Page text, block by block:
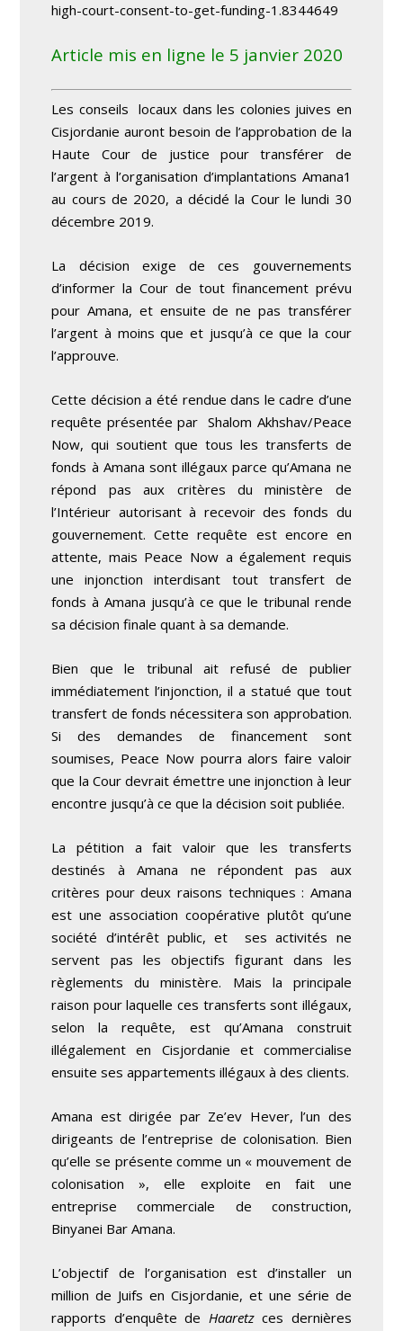
high-court-consent-to-get-funding-1.8344649
Article mis en ligne le 5 janvier 2020
Les conseils locaux dans les colonies juives en
Cisjordanie auront besoin de l’approbation de la
Haute Cour de justice pour transférer de
l’argent à l’organisation d’implantations Amana1
au cours de 2020, a décidé la Cour le lundi 30
décembre 2019.
La décision exige de ces gouvernements
d’informer la Cour de tout financement prévu
pour Amana, et ensuite de ne pas transférer
l’argent à moins que et jusqu’à ce que la cour
l’approuve.
Cette décision a été rendue dans le cadre d’une
requête présentée par Shalom Akhshav/Peace
Now, qui soutient que tous les transferts de
fonds à Amana sont illégaux parce qu’Amana ne
répond pas aux critères du ministère de
l’Intérieur autorisant à recevoir des fonds du
gouvernement. Cette requête est encore en
attente, mais Peace Now a également requis
une injonction interdisant tout transfert de
fonds à Amana jusqu’à ce que le tribunal rende
sa décision finale quant à sa demande.
Bien que le tribunal ait refusé de publier
immédiatement l’injonction, il a statué que tout
transfert de fonds nécessitera son approbation.
Si des demandes de financement sont
soumises, Peace Now pourra alors faire valoir
que la Cour devrait émettre une injonction à leur
encontre jusqu’à ce que la décision soit publiée.
La pétition a fait valoir que les transferts
destinés à Amana ne répondent pas aux
critères pour deux raisons techniques : Amana
est une association coopérative plutôt qu’une
société d’intérêt public, et ses activités ne
servent pas les objectifs figurant dans les
règlements du ministère. Mais la principale
raison pour laquelle ces transferts sont illégaux,
selon la requête, est qu’Amana construit
illégalement en Cisjordanie et commercialise
ensuite ses appartements illégaux à des clients.
Amana est dirigée par Ze’ev Hever, l’un des
dirigeants de l’entreprise de colonisation. Bien
qu’elle se présente comme un « mouvement de
colonisation », elle exploite en fait une
entreprise commerciale de construction,
Binyanei Bar Amana.
L’objectif de l’organisation est d’installer un
million de Juifs en Cisjordanie, et une série de
rapports d’enquête de Haaretzces dernières